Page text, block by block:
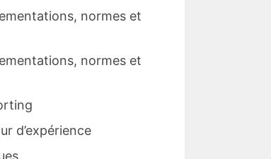
normes et
normes et
d’expérience